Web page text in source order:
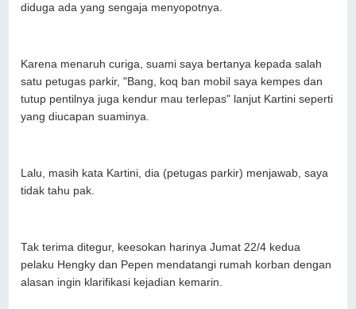
diduga ada yang sengaja menyopotnya.
Karena menaruh curiga, suami saya bertanya kepada salah
satu petugas parkir, "Bang, koq ban mobil saya kempes dan
tutup pentilnya juga kendur mau terlepas" lanjut Kartini seperti
yang diucapan suaminya.
Lalu, masih kata Kartini, dia (petugas parkir) menjawab, saya
tidak tahu pak.
Tak terima ditegur, keesokan harinya Jumat 22/4 kedua
pelaku Hengky dan Pepen mendatangi rumah korban dengan
alasan ingin klarifikasi kejadian kemarin.